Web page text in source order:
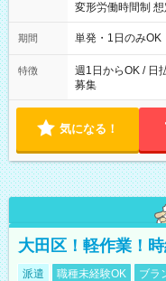
変形労働時間制 想定労働時
～21：00
期間 単発・1日のみOK
特徴
週1日からOK / 日
募集
気になる！
大田区！軽作業！
派遣 職種未経験OK ブラ